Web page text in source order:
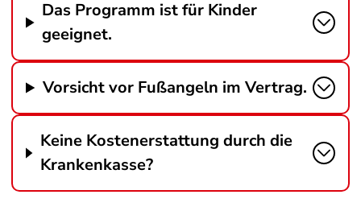
Das Programm ist für Kinder
geeignet.
Vorsicht vor Fußangeln im Vertrag.
Keine Kostenerstattung durch die
Krankenkasse?